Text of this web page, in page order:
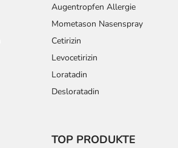
Augentropfen Allergie
Mometason Nasenspray
Cetirizin
Levocetirizin
Loratadin
Desloratadin
TOP PRODUKTE